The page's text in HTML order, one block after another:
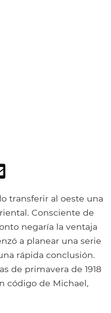
transferir al oeste una
Consciente de
negaría la ventaja
a planear una serie
rápida conclusión.
de primavera de 1918
código de Michael,